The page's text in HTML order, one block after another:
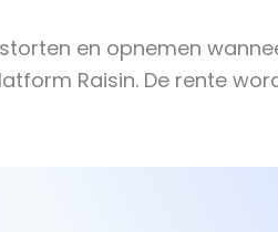
en opnemen
Raisin. De rente